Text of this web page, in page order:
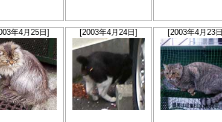
年4月25日] [2003年4月24日] [2003年4月23日]